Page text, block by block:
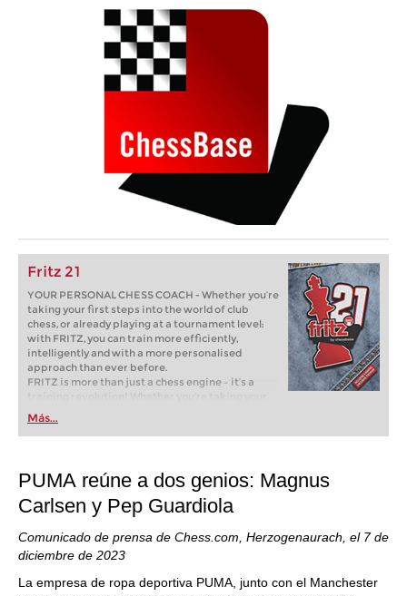
Fritz 21
YOUR PERSONAL CHESS COACH - Whether you’re
taking your first steps into the world of club
chess, or already playing at a tournament level:
with FRITZ, you can train more efficiently,
intelligently and with a more personalised
approach than ever before.
FRITZ is more than just a chess engine – it’s a
training revolution! Whether you’re taking your
first steps into the world of club chess, or already
playing at a tournament level: with FRITZ, you can
train more efficiently, intelligently and with a
Más...
PUMA reúne a dos genios: Magnus
Carlsen y Pep Guardiola
Comunicado de prensa de Chess.com, Herzogenaurach, el 7 de
diciembre de 2023
La empresa de ropa deportiva PUMA, junto con el Manchester